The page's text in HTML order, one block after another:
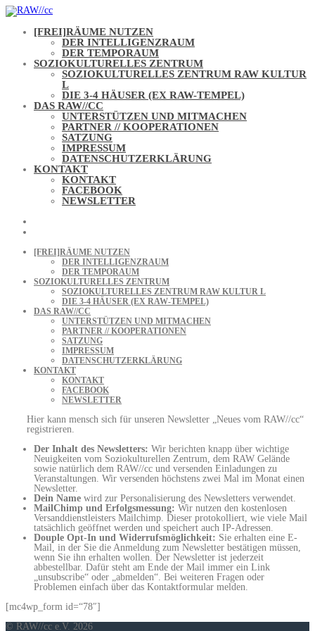
Skip
to
content [FREI]RÄUME NUTZEN
DER INTELLIGENZRAUM
DER TEMPORAUM
SOZIOKULTURELLES ZENTRUM
SOZIOKULTURELLES ZENTRUM RAW KULTUR
L
DIE 3-4 HÄUSER (EX RAW-TEMPEL)
DAS RAW//CC
UNTERSTÜTZEN UND MITMACHEN
PARTNER // KOOPERATIONEN
SATZUNG
IMPRESSUM
DATENSCHUTZERKLÄRUNG
KONTAKT
KONTAKT
FACEBOOK
NEWSLETTER
[FREI]RÄUME NUTZEN
DER INTELLIGENZRAUM
DER TEMPORAUM
SOZIOKULTURELLES ZENTRUM
SOZIOKULTURELLES ZENTRUM RAW KULTUR L
DIE 3-4 HÄUSER (EX RAW-TEMPEL)
DAS RAW//CC
UNTERSTÜTZEN UND MITMACHEN
PARTNER // KOOPERATIONEN
SATZUNG
IMPRESSUM
DATENSCHUTZERKLÄRUNG
KONTAKT
KONTAKT
FACEBOOK
NEWSLETTER
Hier kann mensch sich für unseren Newsletter „Neues vom RAW//cc“
registrieren.
Der Inhalt des Newsletters: Wir berichten knapp über wichtige
Neuigkeiten vom Soziokulturellen Zentrum, dem RAW Gelände
sowie natürlich dem RAW//cc und versenden Einladungen zu
Veranstaltungen. Wir versenden höchstens zwei Mal im Monat einen
Newsletter.
Dein Name wird zur Personalisierung des Newsletters verwendet.
MailChimp und Erfolgsmessung: Wir nutzen den kostenlosen
Versanddienstleisters Mailchimp. Dieser protokolliert, wie viele Mail
tatsächlich geöffnet werden und speichert auch IP-Adressen.
Douple Opt-In und Widerrufsmöglichkeit: Sie erhalten eine E-
Mail, in der Sie die Anmeldung zum Newsletter bestätigen müssen,
wenn Sie ihn erhalten wollen. Der Newsletter ist jederzeit
abbestellbar. Dafür steht am Ende der Mail immer ein Link
„unsubscribe“ oder „abmelden“. Bei weiteren Fragen oder
Problemen einfach über das Kontaktformular melden.
[mc4wp_form id=“78″]
© RAW//cc e.V. 2026